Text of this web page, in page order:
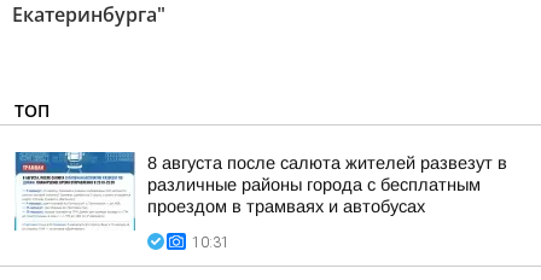
Екатеринбурга"
ТОП
8 августа после салюта жителей развезут в
различные районы города с бесплатным
проездом в трамваях и автобусах
10:31